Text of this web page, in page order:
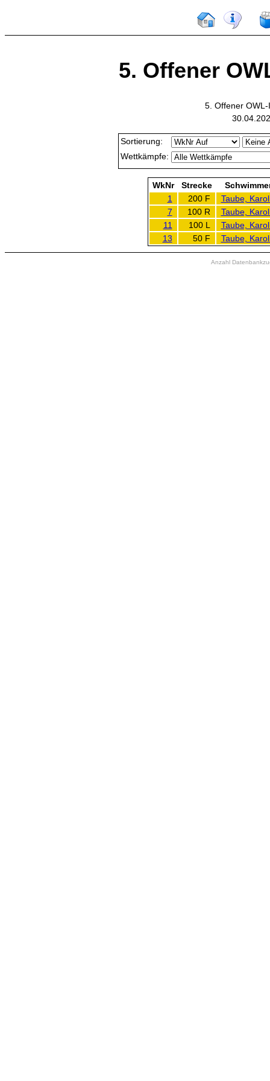
5. Offener
5. Offener
Sortierung:
Wettkämpfe:
WkNr Strecke
1
200 F
Taube,
7
100 R
Taube,
11
100 L
Taube,
13
50 F Taube,
Anzahl